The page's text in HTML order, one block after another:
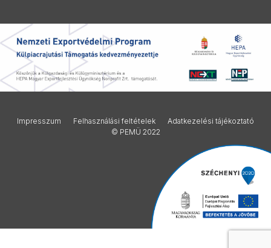
Impresszum Felhasználási feltételek
Adatkezelési tájékoztató
© PEMÜ 2022